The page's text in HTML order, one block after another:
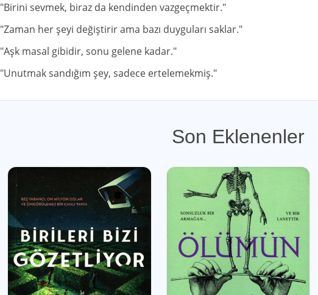
"Birini sevmek, biraz da kendinden vazgeçmektir."
"Zaman her şeyi değiştirir ama bazı duyguları saklar."
"Aşk masal gibidir, sonu gelene kadar."
"Unutmak sandığım şey, sadece ertelemekmiş."
Son Eklenenler